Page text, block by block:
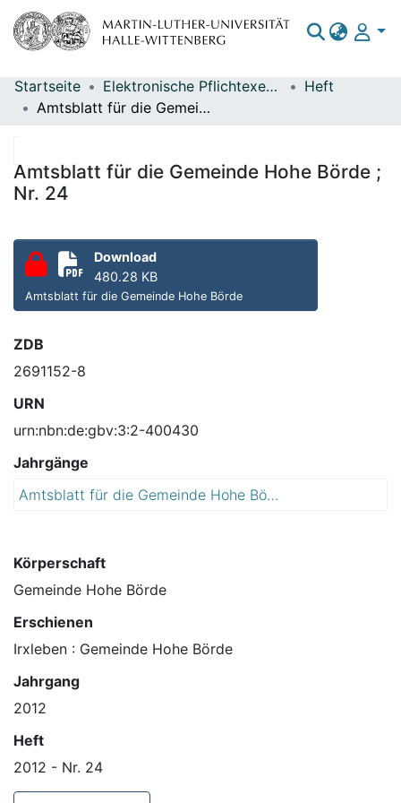
Bereiche & Sammlungen
Statistiken
Startseite Elektronische Pflichtexemplare
Heft
Amtsblatt für die Gemeinde Hohe Börde ; Nr. 24
Amtsblatt für die Gemeinde Hohe Börde ;
Nr. 24
Download
480.28 KB
Amtsblatt für die Gemeinde Hohe Börde
ZDB
2691152-8
URN
urn:nbn:de:gbv:3:2-400430
Jahrgänge
Amtsblatt für die Gemeinde Hohe Börde
Körperschaft
Gemeinde Hohe Börde
Erschienen
Irxleben : Gemeinde Hohe Börde
Jahrgang
2012
Heft
2012 - Nr. 24